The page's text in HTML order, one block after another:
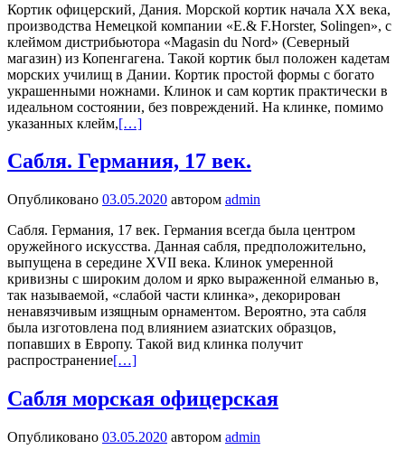
Кортик офицерский, Дания. Морской кортик начала XX века,
производства Немецкой компании «E.& F.Horster, Solingen», с
клеймом дистрибьютора «Magasin du Nord» (Северный
магазин) из Копенгагена. Такой кортик был положен кадетам
морских училищ в Дании. Кортик простой формы с богато
украшенными ножнами. Клинок и сам кортик практически в
идеальном состоянии, без повреждений. На клинке, помимо
указанных клейм,[…]
Сабля. Германия, 17 век.
Опубликовано 03.05.2020 автором admin
Сабля. Германия, 17 век. Германия всегда была центром
оружейного искусства. Данная сабля, предположительно,
выпущена в середине XVII века. Клинок умеренной
кривизны с широким долом и ярко выраженной елманью в,
так называемой, «слабой части клинка», декорирован
ненавязчивым изящным орнаментом. Вероятно, эта сабля
была изготовлена под влиянием азиатских образцов,
попавших в Европу. Такой вид клинка получит
распространение[…]
Сабля морская офицерская
Опубликовано 03.05.2020 автором admin